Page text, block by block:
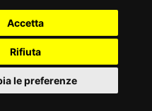
Accetta
Rifiuta
le preferenze
da